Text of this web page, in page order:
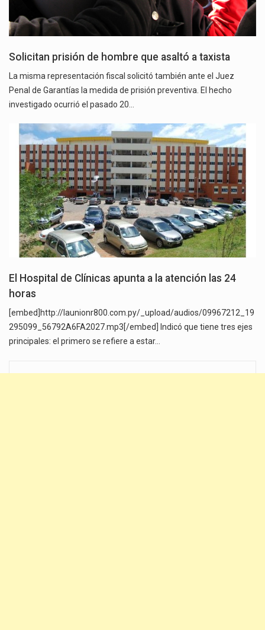
Solicitan prisión de hombre que asaltó a taxista
La misma representación fiscal solicitó también ante el Juez
Penal de Garantías la medida de prisión preventiva. El hecho
investigado ocurrió el pasado 20…
El Hospital de Clínicas apunta a la atención las 24
horas
[embed]http://launionr800.com.py/_upload/audios/09967212_19
295099_56792A6FA2027.mp3[/embed] Indicó que tiene tres ejes
principales: el primero se refiere a estar…